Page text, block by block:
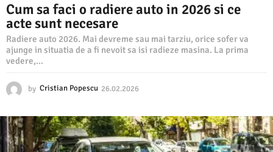
Cum sa faci o radiere auto in 2026 si ce
acte sunt necesare
Radiere auto 2026. Mai devreme sau mai tarziu, orice sofer va
ajunge in situatia de a fi nevoit sa isi radieze masina. La prima
vedere,...
by Cristian Popescu 26.02.2026
0
2
.